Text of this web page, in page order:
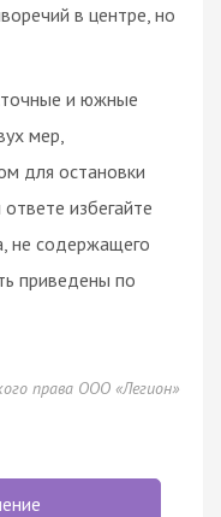
в центре, но
и южные
мер,
для остановки
избегайте
не содержащего
приведены по
права ООО «Легион»